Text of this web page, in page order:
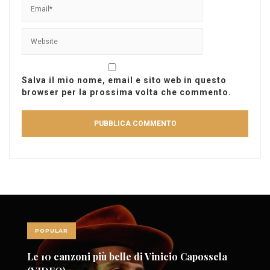
Salva il mio nome, email e sito web in questo
browser per la prossima volta che commento.
POPULAR
Le 10 canzoni più belle di Vinicio Capossela